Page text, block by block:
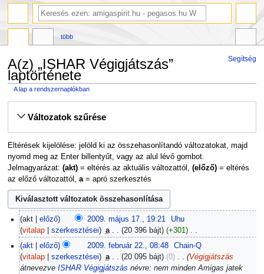
Segítség
A(z) „ISHAR Végigjátszás”
laptörténete
A lap a rendszernaplókban
Változatok szűrése
Eltérések kijelölése: jelöld ki az összehasonlítandó változatokat, majd
nyomd meg az Enter billentyűt, vagy az alul lévő gombot.
Jelmagyarázat: (akt)= eltérés az aktuális változattól, (előző)= eltérés
az előző változattól, a= apró szerkesztés
2009.
május
akt előző 2009. május 17., 19:21
Uhu
vitalap
szerkesztései a 20 396 bájt +301 ‎
N
n
2009.
február
akt előző 2009. február 22., 08:48
Chain-Q
vitalap
szerkesztései a 20 095 bájt 0 ‎
Végigjátszás
átnevezve ISHAR Végigjátszás névre: nem minden Amigas jatek
több